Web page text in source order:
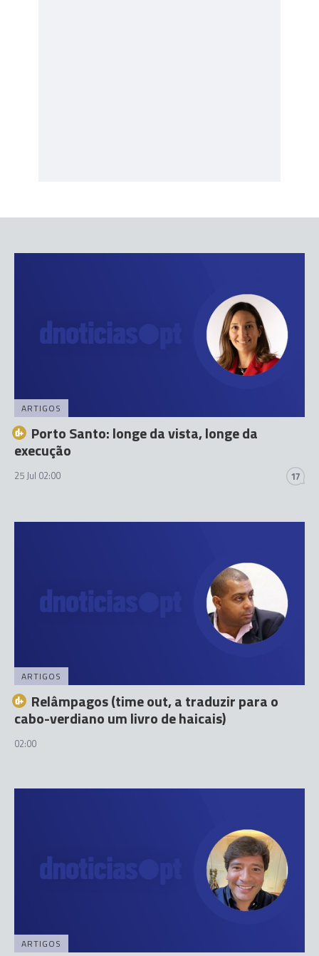
ARTIGOS
Porto Santo: longe da vista, longe da
execução
25 Jul 02:00 17
ARTIGOS
Relâmpagos (time out, a traduzir para o
cabo-verdiano um livro de haicais)
02:00
ARTIGOS